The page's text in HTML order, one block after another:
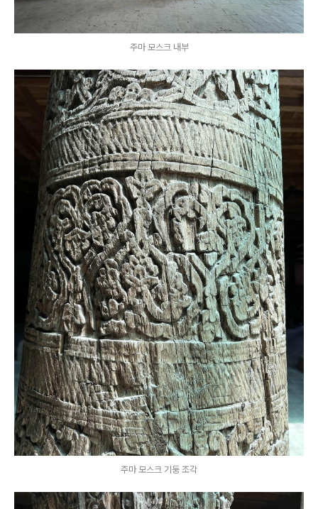
주마 모스크 내부
주마 모스크 기둥 조각